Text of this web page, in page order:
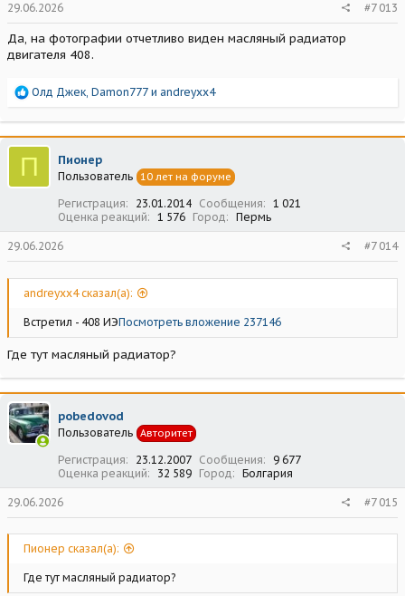
29.06.2026 #7 013
Да, на фотографии отчетливо виден масляный радиатор
двигателя 408.
Р
а
к
ц
и
и
Олд Джек, Damon777 и andreyxx4
П Пионер
Пользователь 10 лет на форуме
Регистрация 23.01.2014 Сообщения
1 021
Оценка реакций
1 576 Город Пермь
29.06.2026 #7 014
andreyxx4 сказал(а):
Встретил - 408 ИЭПосмотреть вложение 237146
Где тут масляный радиатор?
pobedovod
Пользователь Авторитет
Регистрация 23.12.2007 Сообщения
9 677
Оценка реакций
32 589 Город Болгария
29.06.2026 #7 015
Пионер сказал(а):
Где тут масляный радиатор?